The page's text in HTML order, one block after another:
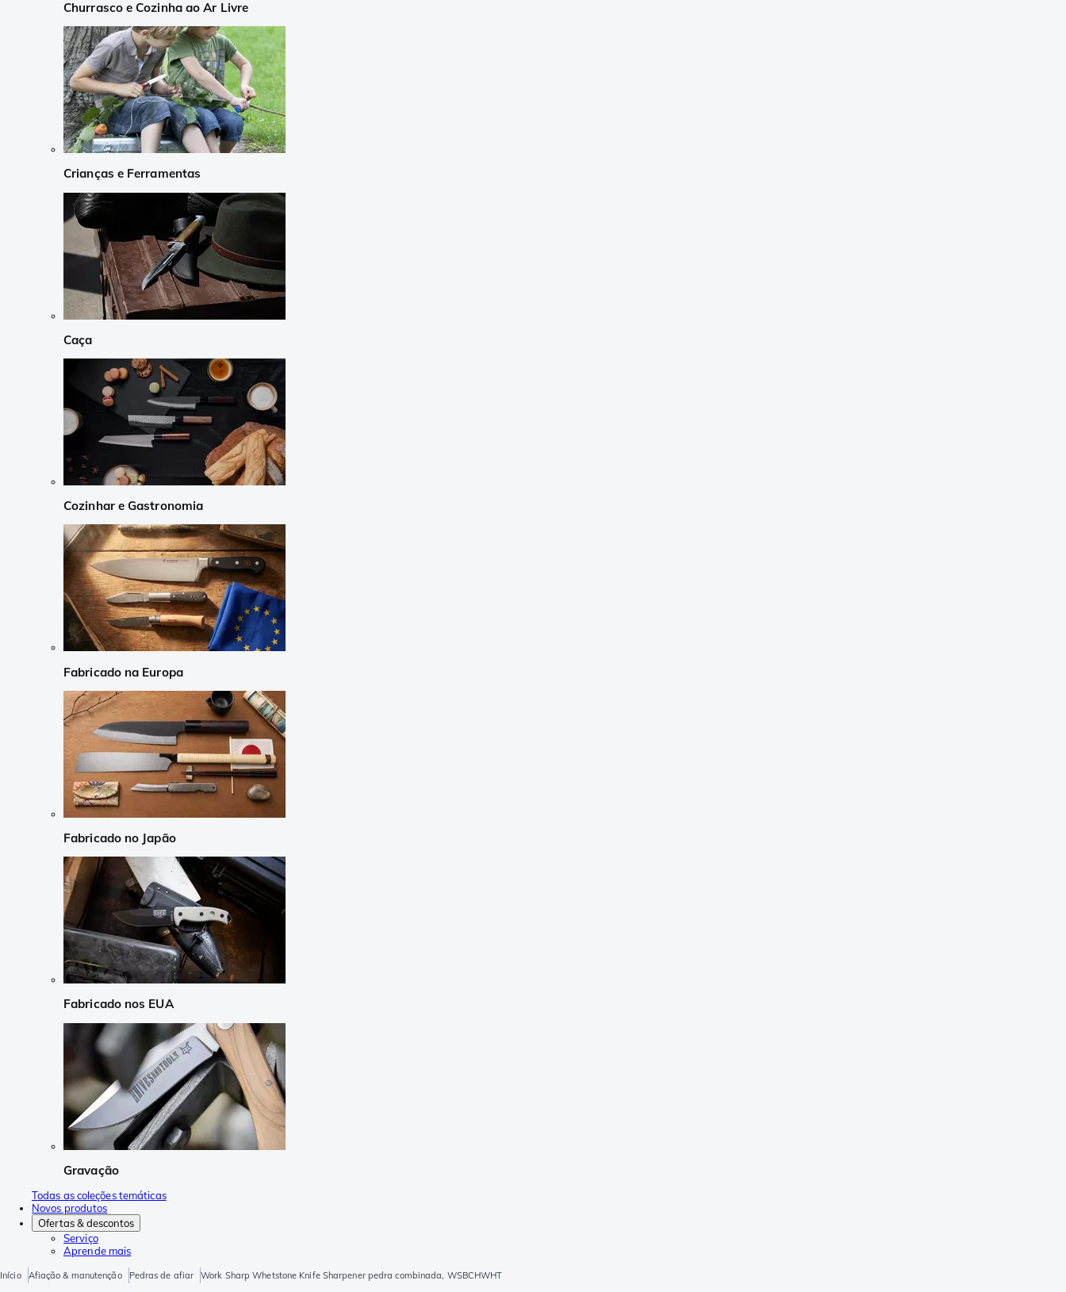
Churrasco e Cozinha ao Ar Livre
Crianças e Ferramentas
Caça
Cozinhar e Gastronomia
Fabricado na Europa
Fabricado no Japão
Fabricado nos EUA
Gravação
Todas as coleções temáticas
Novos produtos
Ofertas & descontos
Serviço
Aprende mais
Início Afiação & manutenção Pedras de afiar Work Sharp Whetstone Knife Sharpener pedra combinada, WSBCHWHT